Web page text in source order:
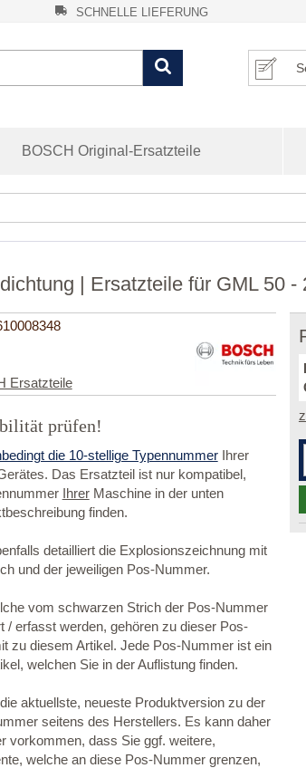
SCHNELLE LIEFERUNG
BOSCH Original-Ersatzteile
| Ersatzteile für GML 50 -
Ersatzteile
prüfen!
die 10-stellige TypennummerIhrer
Das Ersatzteil ist nur kompatibel,
IhrerMaschine in der unten
finden.
detailliert die Explosionszeichnung mit
und der jeweiligen Pos-Nummer.
vom schwarzen Strich der Pos-Nummer
/ erfasst werden, gehören zu dieser Pos-
zu diesem Artikel. Jede Pos-Nummer ist ein
welchen Sie in der Auflistung finden.
aktuellste, neueste Produktversion zu der
seitens des Herstellers. Es kann daher
vorkommen, dass Sie ggf. weitere,
welche an diese Pos-Nummer grenzen,